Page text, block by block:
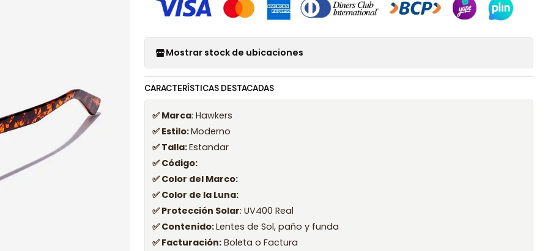
Mostrar stock de ubicaciones
CARACTERÍSTICAS DESTACADAS
✅ Marca: Hawkers
✅ Estilo:Moderno
✅ Talla:Estandar
✅ Código:
✅ Color del Marco:
✅ Color de la Luna:
✅ Protección Solar: UV400 Real
✅ Contenido:Lentes de Sol, paño y funda
✅ Facturación: Boleta o Factura